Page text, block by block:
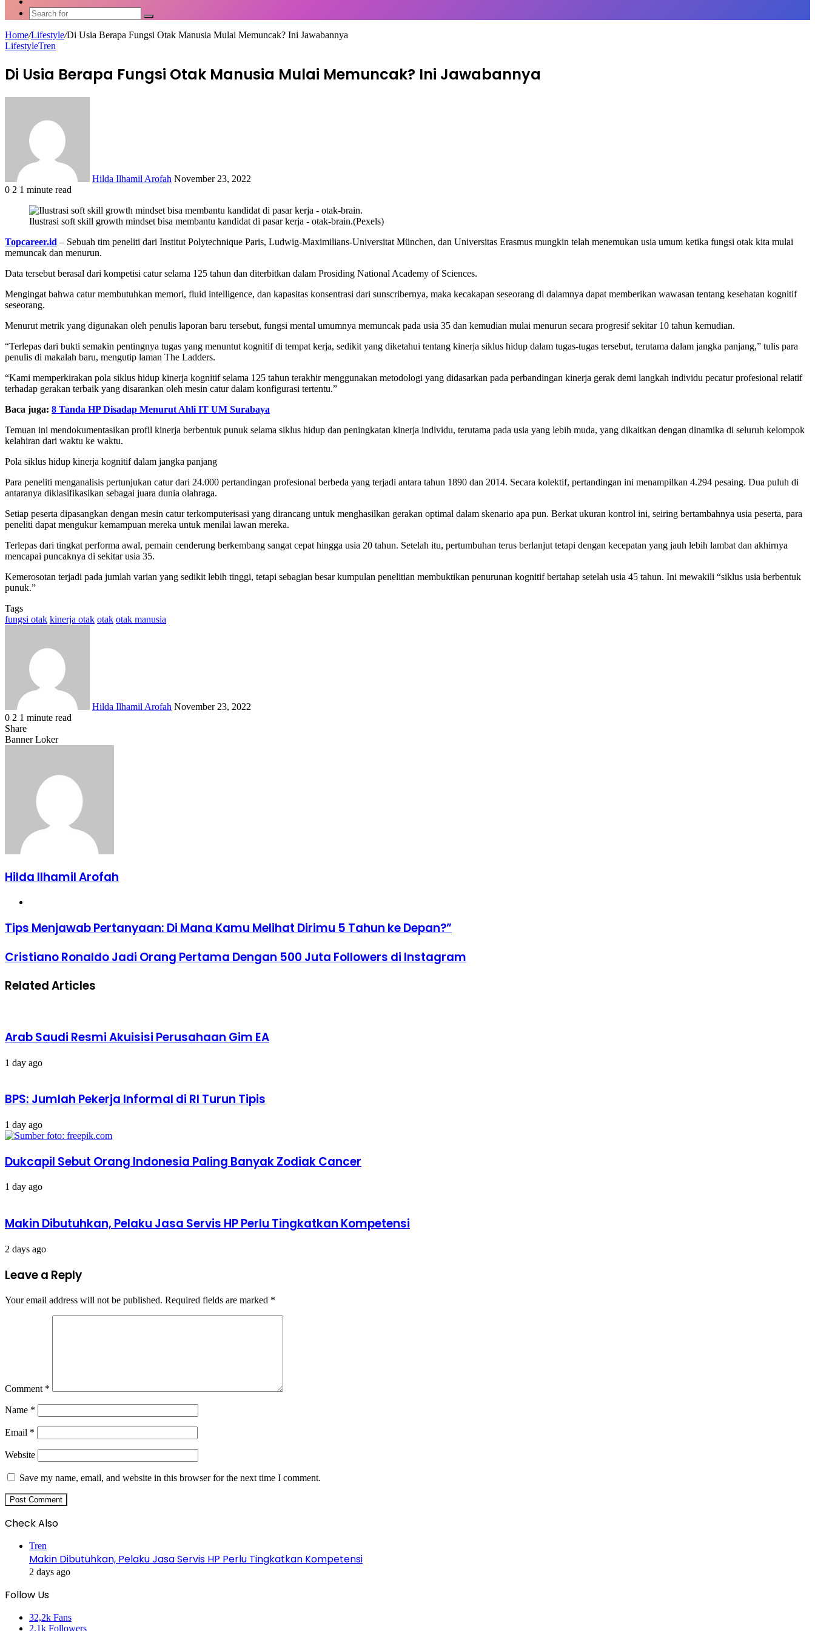
skin
Search
for
Home/Lifestyle/Di Usia Berapa Fungsi Otak Manusia Mulai Memuncak? Ini Jawabannya
LifestyleTren
Di Usia Berapa Fungsi Otak Manusia Mulai Memuncak? Ini Jawabannya
Hilda Ilhamil Arofah November 23, 2022
0 2 1 minute read
Ilustrasi soft skill growth mindset bisa membantu kandidat di pasar kerja - otak-brain.(Pexels)
Topcareer.id – Sebuah tim peneliti dari Institut Polytechnique Paris, Ludwig-Maximilians-Universitat München, dan Universitas Erasmus mungkin telah menemukan usia umum ketika fungsi otak kita mulai
memuncak dan menurun.
Data tersebut berasal dari kompetisi catur selama 125 tahun dan diterbitkan dalam Prosiding National Academy of Sciences.
Mengingat bahwa catur membutuhkan memori, fluid intelligence, dan kapasitas konsentrasi dari sunscribernya, maka kecakapan seseorang di dalamnya dapat memberikan wawasan tentang kesehatan kognitif
seseorang.
Menurut metrik yang digunakan oleh penulis laporan baru tersebut, fungsi mental umumnya memuncak pada usia 35 dan kemudian mulai menurun secara progresif sekitar 10 tahun kemudian.
“Terlepas dari bukti semakin pentingnya tugas yang menuntut kognitif di tempat kerja, sedikit yang diketahui tentang kinerja siklus hidup dalam tugas-tugas tersebut, terutama dalam jangka panjang,” tulis para
penulis di makalah baru, mengutip laman The Ladders.
“Kami memperkirakan pola siklus hidup kinerja kognitif selama 125 tahun terakhir menggunakan metodologi yang didasarkan pada perbandingan kinerja gerak demi langkah individu pecatur profesional relatif
terhadap gerakan terbaik yang disarankan oleh mesin catur dalam konfigurasi tertentu.”
Baca juga: 8 Tanda HP Disadap Menurut Ahli IT UM Surabaya
Temuan ini mendokumentasikan profil kinerja berbentuk punuk selama siklus hidup dan peningkatan kinerja individu, terutama pada usia yang lebih muda, yang dikaitkan dengan dinamika di seluruh kelompok
kelahiran dari waktu ke waktu.
Pola siklus hidup kinerja kognitif dalam jangka panjang
Para peneliti menganalisis pertunjukan catur dari 24.000 pertandingan profesional berbeda yang terjadi antara tahun 1890 dan 2014. Secara kolektif, pertandingan ini menampilkan 4.294 pesaing. Dua puluh di
antaranya diklasifikasikan sebagai juara dunia olahraga.
Setiap peserta dipasangkan dengan mesin catur terkomputerisasi yang dirancang untuk menghasilkan gerakan optimal dalam skenario apa pun. Berkat ukuran kontrol ini, seiring bertambahnya usia peserta, para
peneliti dapat mengukur kemampuan mereka untuk menilai lawan mereka.
Terlepas dari tingkat performa awal, pemain cenderung berkembang sangat cepat hingga usia 20 tahun. Setelah itu, pertumbuhan terus berlanjut tetapi dengan kecepatan yang jauh lebih lambat dan akhirnya
mencapai puncaknya di sekitar usia 35.
Kemerosotan terjadi pada jumlah varian yang sedikit lebih tinggi, tetapi sebagian besar kumpulan penelitian membuktikan penurunan kognitif bertahap setelah usia 45 tahun. Ini mewakili “siklus usia berbentuk
punuk.”
Tags
fungsi otak kinerja otak otak otak manusia
Hilda Ilhamil Arofah November 23, 2022
0 2 1 minute read
Facebook
X
LinkedIn
WhatsApp
Share
via
Share
Facebook
X
LinkedIn
WhatsApp
Share
Banner Loker
Hilda Ilhamil Arofah
Tips
Menjawab
Di
Melihat
ke
Depan?”
Tips Menjawab Pertanyaan: Di Mana Kamu Melihat Dirimu 5 Tahun ke Depan?”
Cristiano
Ronaldo
Orang
Followers
Instagram
Cristiano Ronaldo Jadi Orang Pertama Dengan 500 Juta Followers di Instagram
Related Articles
Arab Saudi Resmi Akuisisi Perusahaan Gim EA
1 day ago
BPS: Jumlah Pekerja Informal di RI Turun Tipis
1 day ago
Dukcapil Sebut Orang Indonesia Paling Banyak Zodiak Cancer
1 day ago
Makin Dibutuhkan, Pelaku Jasa Servis HP Perlu Tingkatkan Kompetensi
2 days ago
Leave a Reply
Your email address will not be published. Required fields are marked *
Comment *
Name *
Email *
Website
Save my name, email, and website in this browser for the next time I comment.
Check Also
Tren
Makin Dibutuhkan, Pelaku Jasa Servis HP Perlu Tingkatkan Kompetensi
2 days ago
Follow Us
32,2k Fans
2,1k Followers